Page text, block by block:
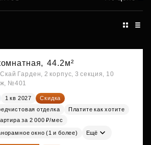
44.2м²
Гарден, 2 корпус, 3 секция, 10
№401
1 кв 2027
Скидка
отделка
Платите как хотите
за 2 000 ₽/мес
окно (1 и более) Ещё